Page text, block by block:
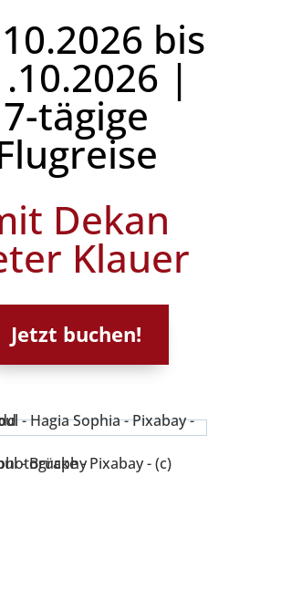
bis
|
7-tägige
Dekan
Klauer
Jetzt buchen!